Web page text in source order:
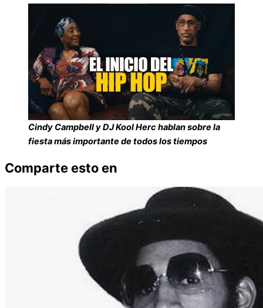
Cindy Campbell y DJ Kool Herc hablan sobre la
fiesta más importante de todos los tiempos
Comparte esto en